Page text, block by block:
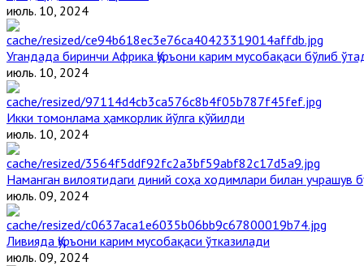
июль. 10, 2024
Угандада биринчи Aфрика Қуръони карим мусобақаси бўлиб
июль. 10, 2024
Икки томонлама ҳамкорлик йўлга қўйилди
июль. 10, 2024
Наманган вилоятидаги диний соҳа ходимлари билан учрашув
июль. 09, 2024
Ливияда Қуръони карим мусобақаси ўтказилади
июль. 09, 2024